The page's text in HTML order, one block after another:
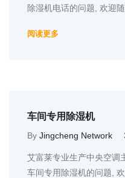
除湿机电话的问题, 欢迎
阅读更多
车间专用除湿机
By Jingcheng Network
艾富莱专业生产中央空调
车间专用除湿机的问题,